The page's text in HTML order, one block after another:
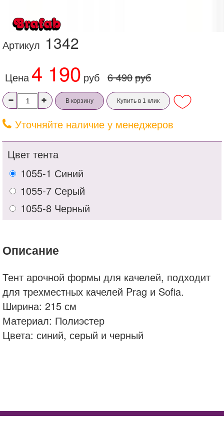
Артикул 1342
Цена 4 190 руб 6 490руб
В корзину Купить в 1 клик
Уточняйте наличие у менеджеров
Цвет тента
1055-1 Синий
1055-7 Серый
1055-8 Черный
Описание
Тент арочной формы для качелей, подходит
для трехместных качелей Prag и Sofia.
Ширина: 215 см
Материал: Полиэстер
Цвета: синий, серый и черный